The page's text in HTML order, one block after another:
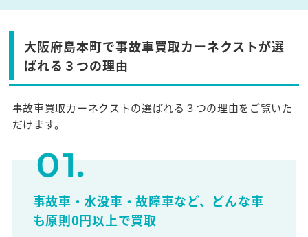
大阪府島本町で事故車買取カーネクストが選
ばれる３つの理由
事故車買取カーネクストの選ばれる３つの理由をご覧いた
だけます。
事故車・水没車・故障車など、どんな車
も原則0円以上で買取